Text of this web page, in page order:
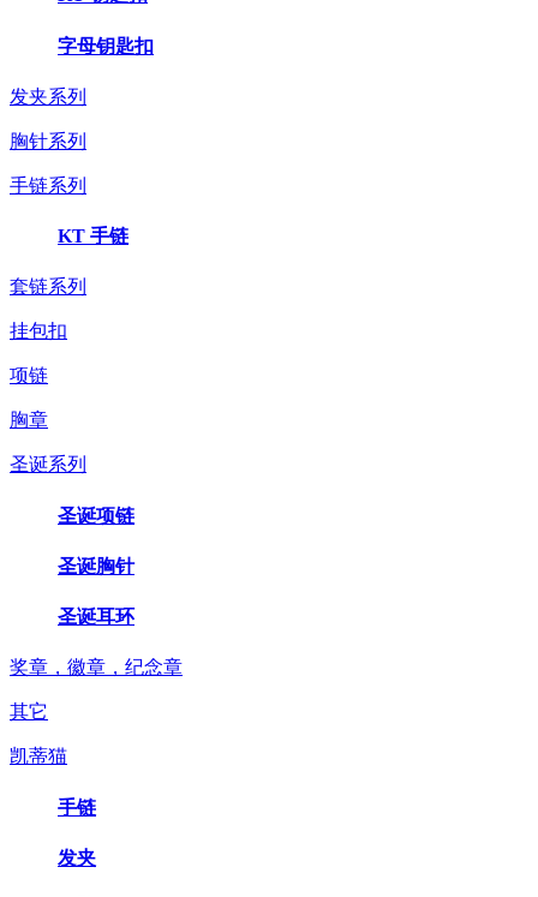
字母钥匙扣
发夹系列
胸针系列
手链系列
KT 手链
套链系列
挂包扣
项链
胸章
圣诞系列
圣诞项链
圣诞胸针
圣诞耳环
奖章，徽章，纪念章
其它
凯蒂猫
手链
发夹